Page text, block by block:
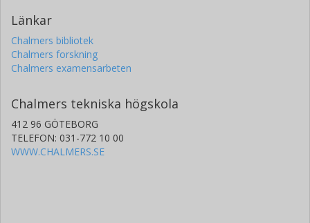
Länkar
Chalmers bibliotek
Chalmers forskning
Chalmers examensarbeten
Chalmers tekniska högskola
412 96 GÖTEBORG
TELEFON: 031-772 10 00
WWW.CHALMERS.SE